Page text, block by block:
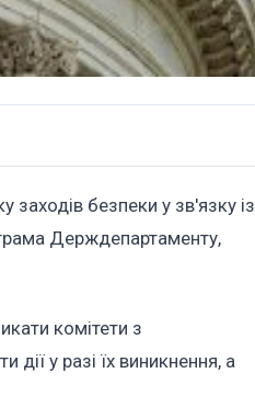
безпеки у зв'язку із
Держдепартаменту,
комітети з
дії у разі їх виникнення, а